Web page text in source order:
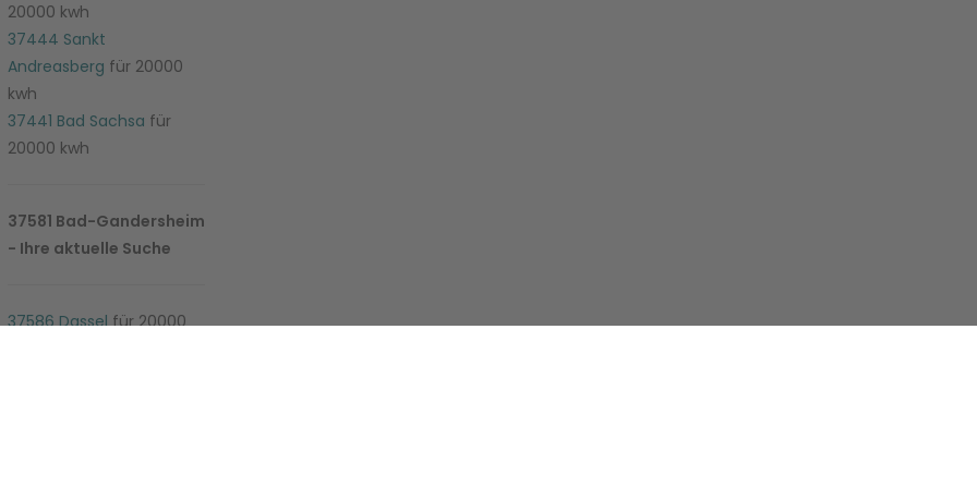
20000 kwh
37444 Sankt
Andreasberg für 20000
kwh
37441 Bad Sachsa für
20000 kwh
37581 Bad-Gandersheim
- Ihre aktuelle Suche
37586 Dasselfür 20000
Einstellungen